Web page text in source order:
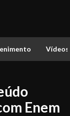
Vídeos
Enem